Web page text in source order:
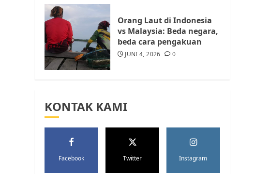
Orang Laut di Indonesia
vs Malaysia: Beda negara,
beda cara pengakuan
JUNI 4, 2026 0
KONTAK KAMI
Facebook Twitter Instagram